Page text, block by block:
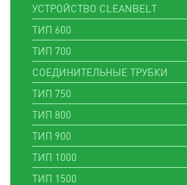
УСТРОЙСТВО CLEANBELT
ТИП 600
ТИП 700
СОЕДИНИТЕЛЬНЫЕ ТРУБКИ
ТИП 750
ТИП 800
ТИП 900
ТИП 1000
ТИП 1500